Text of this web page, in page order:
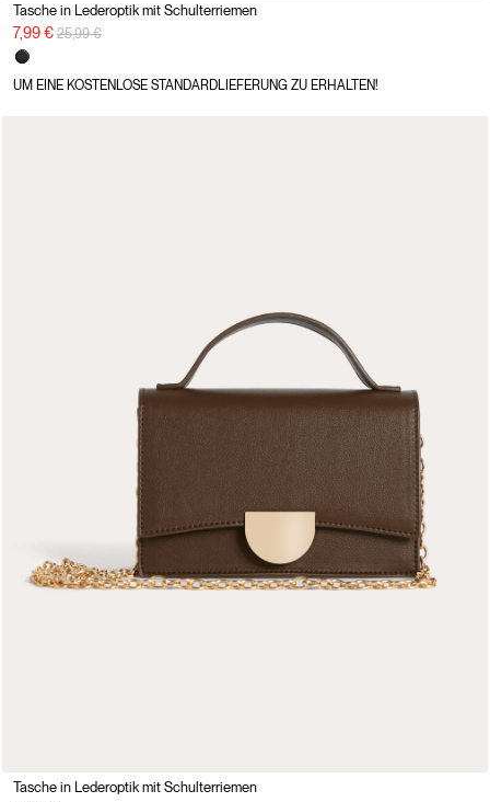
Tasche in Lederoptik mit Schulterriemen
7,99 € Preisreduzierung von
25,99 €
UM EINE KOSTENLOSE STANDARDLIEFERUNG ZU ERHALTEN!
Tasche in Lederoptik mit Schulterriemen